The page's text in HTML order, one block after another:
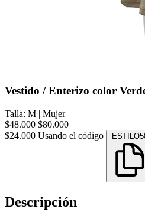
Vestido / Enterizo color
Talla: M | Mujer
$48.000 $80.000
$24.000 Usando el código
Descripción